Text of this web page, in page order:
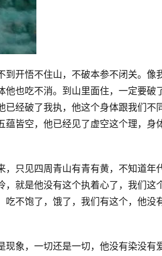
到开悟不住山，不破本参不闭关。像
也吃不消。到山里面住，一定要破
已经破了我执，他这个身体跟我们不
蕴皆空，他已经见了虚空这个理，身
，只见四周青山有青有黄，不知道年
，就是他没有这个执着心了，我们这
不饱了，饿了，我们有这个，他没
象，一切还是一切，他没有染没有